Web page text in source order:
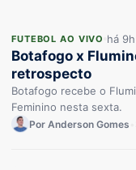
FUTEBOL AO VIVO há 9h
Botafogo x
retrospecto
Botafogo recebe o
Feminino nesta sexta.
Por Anderson Gomes